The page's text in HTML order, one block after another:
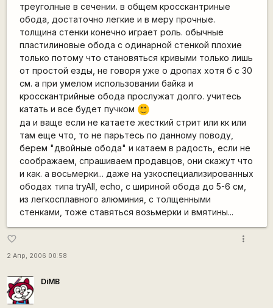
треуголные в сечении. в общем кросскантриные
обода, достаточно легкие и в меру прочные.
толщина стенки конечно играет роль. обычные
пластилиновые обода с одинарной стенкой плохие
только потому что становяться кривыми только лишь
от простой езды, не говоря уже о дропах хотя б с 30
см. а при умелом использовании байка и
кросскантрийные обода прослужат долго. учитесь
катать и все будет пучком
:)
да и ваще если не катаете жесткий стрит или кк или
там еще что, то не парьтесь по данному поводу,
берем "двойные обода" и катаем в радость, если не
соображаем, спрашиваем продавцов, они скажут что
и как. а восьмерки... даже на узкоспециализированных
ободах типа tryAll, echo, с шириной обода до 5-6 см,
из легкосплавного алюминия, с толщенными
стенками, тоже ставяться возьмерки и вмятины...
favorite_border
2 Апр, 2006 00:58
more_vert
DiMB